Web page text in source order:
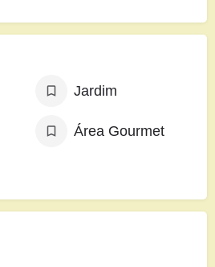
Jardim
Área Gourmet